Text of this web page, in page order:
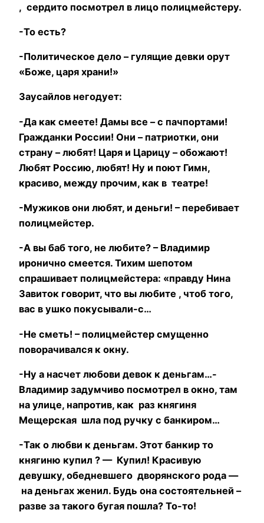
, сердито посмотрел в лицо полицмейстеру.
-То есть?
-Политическое дело – гулящие девки орут
«Боже, царя храни!»
Заусайлов негодует:
-Да как смеете! Дамы все – с пачпортами!
Гражданки России! Они – патриотки, они
страну – любят! Царя и Царицу – обожают!
Любят Россию, любят! Ну и поют Гимн,
красиво, между прочим, как в театре!
-Мужиков они любят, и деньги! – перебивает
полицмейстер.
-А вы баб того, не любите? – Владимир
иронично смеется. Тихим шепотом
спрашивает полицмейстера: «правду Нина
Завиток говорит, что вы любите , чтоб того,
вас в ушко покусывали-с…
-Не сметь! – полицмейстер смущенно
поворачивался к окну.
-Ну а насчет любови девок к деньгам…-
Владимир задумчиво посмотрел в окно, там
на улице, напротив, как раз княгиня
Мещерская шла под ручку с банкиром…
-Так о любви к деньгам. Этот банкир то
княгиню купил ? — Купил! Красивую
девушку, обедневшего дворянского рода —
на деньгах женил. Будь она состоятельней –
разве за такого бугая пошла? То-то!